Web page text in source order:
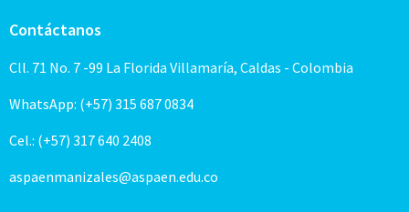
Contáctanos
Cll. 71 No. 7 -99 La Florida Villamaría, Caldas - Colombia
WhatsApp: (+57) 315 687 0834
Cel.: (+57) 317 640 2408
aspaenmanizales@aspaen.edu.co